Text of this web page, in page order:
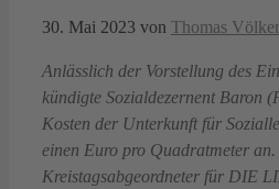
30. Mai 2023 von Thomas Völker
Anlässlich der Vorstellung des
kündigte Sozialdezernent Baron
Kosten der Unterkunft für
einen Euro pro Quadratmeter an.
Kreistagsabgeordneter für DIE